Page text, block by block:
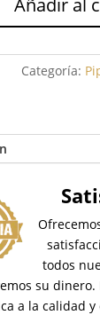
Categoría:
todos
su dinero.
a la calidad